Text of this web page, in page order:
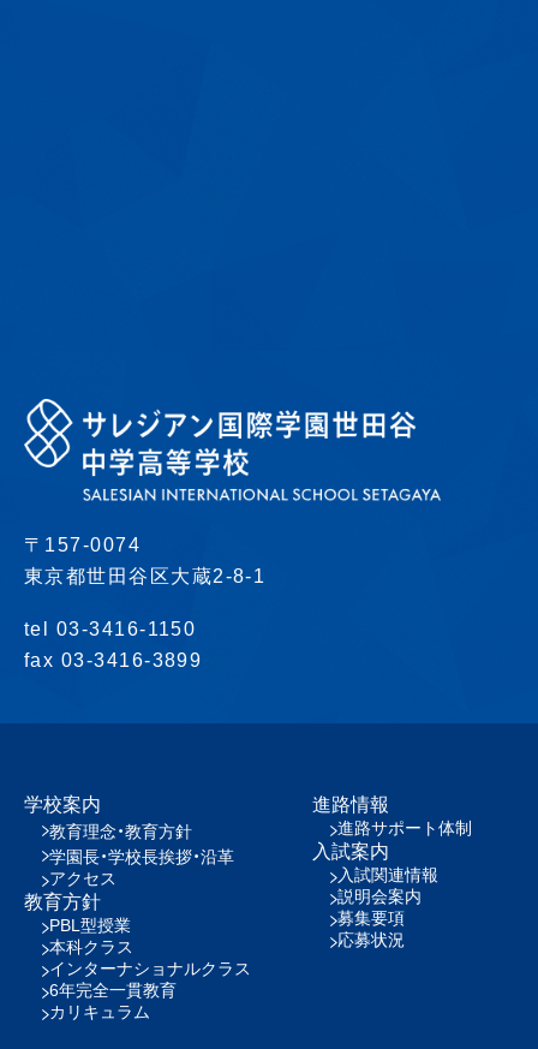
〒157-0074
東京都世田谷区大蔵2-8-1
tel 03-3416-1150
fax 03-3416-3899
学校案内
教育理念・教育方針
学園長・学校長挨拶・沿革
アクセス
教育方針
PBL型授業
本科クラス
インターナショナルクラス
6年完全一貫教育
カリキュラム
進路情報
進路サポート体制
入試案内
入試関連情報
説明会案内
募集要項
応募状況